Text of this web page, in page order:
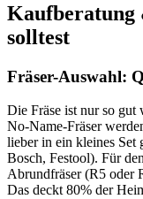
Kaufberatung
solltest
Fräser-Auswahl:
Die Fräse ist nur so gut
No-Name-Fräser
lieber in ein kleines Set
Bosch, Festool). Für
Abrundfräser (R5 oder
Das deckt 80% der